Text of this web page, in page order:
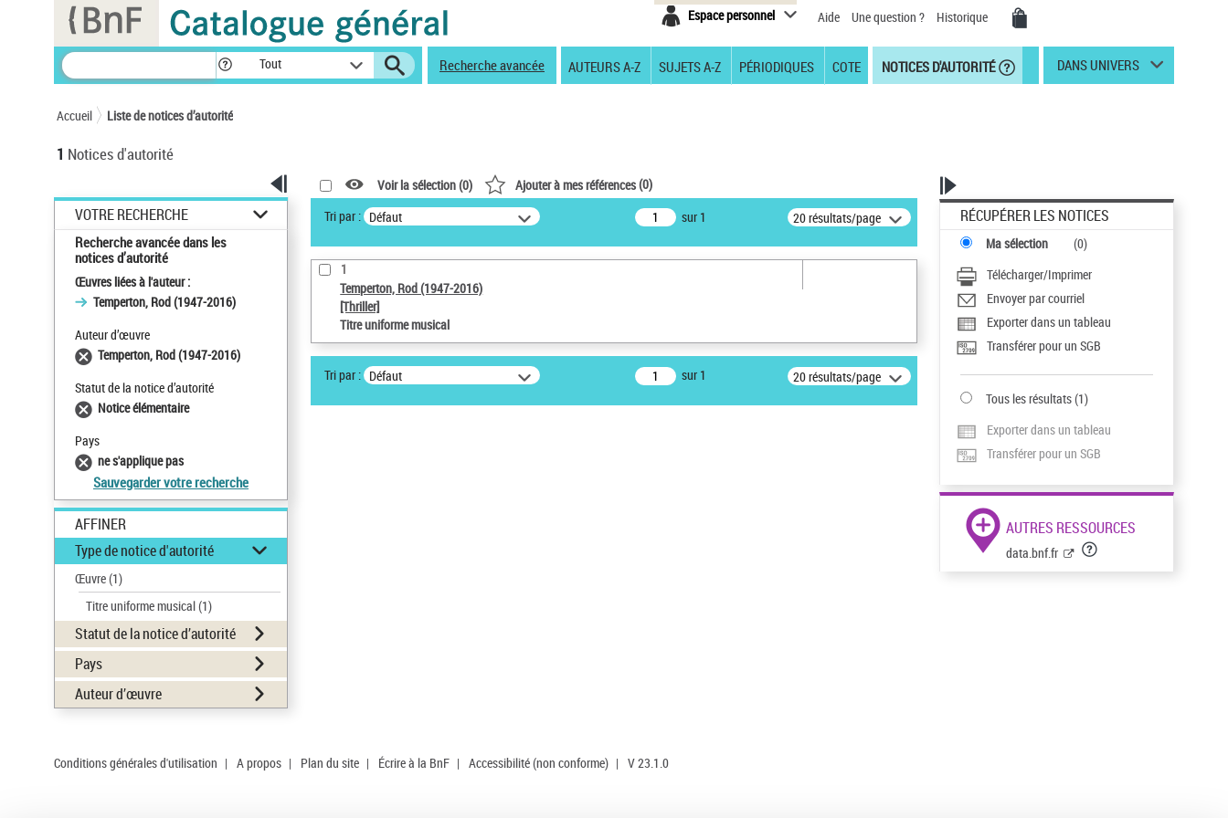
Espace personnel Aide Une question ? Historique
Tout Recherche avancée AUTEURS A-Z SUJETS A-Z PÉRIODIQUES COTE NOTICES D'AUTORITÉ DANS UNIVERS
Accueil Liste de notices d’autorité
1 Notices d'autorité
VOTRE RECHERCHE
Recherche avancée dans les
notices d’autorité
Œuvres liées à l'auteur :
Temperton, Rod (1947-2016)
Auteur d’œuvre
Temperton, Rod (1947-2016)
Statut de la notice d’autorité
Notice élémentaire
Pays
ne s'applique pas
Sauvegarder votre recherche
AFFINER
Type de notice d'autorité
Œuvre(1)
Titre uniforme musical(1)
Statut de la notice d’autorité
Pays
Auteur d’œuvre
Voir la sélection (0) Ajouter à mes références(0)
Tri par : Défaut sur 1 20 résultats/page
1
Temperton, Rod (1947-2016)
[Thriller]
Titre uniforme musical
Tri par : Défaut sur 1 20 résultats/page
RÉCUPÉRER LES NOTICES
Ma sélection (0)
Télécharger/Imprimer
Envoyer par courriel
Exporter dans un tableau
Transférer pour un SGB
Tous les résultats(1)
Exporter dans un tableau
Transférer pour un SGB
AUTRES RESSOURCES
data.bnf.fr
Conditions générales d'utilisation | A propos | Plan du site | Écrire à la BnF | Accessibilité (non conforme) | V 23.1.0
Panneau de gestion des cookies